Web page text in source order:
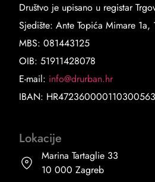
Društvo je upisano u registar
Sjedište: Ante Topića Mimare
MBS: 081443125
OIB: 51911428078
E-mail: info@drurban.hr
IBAN:
Lokacije
Marina Tartaglie 33
10 000 Zagreb